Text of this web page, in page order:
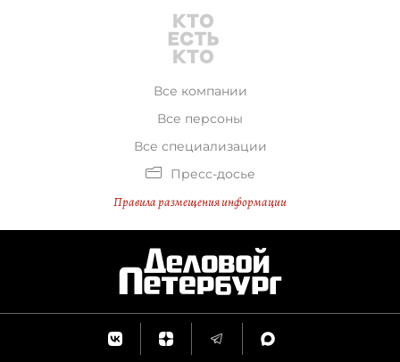
Все компании
Все персоны
Все специализации
Пресс-досье
Правила размещения информации